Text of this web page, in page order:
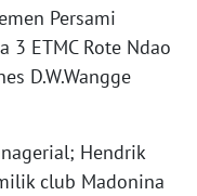
Persami
3 ETMC Rote Ndao
D.W.Wangge
Hendrik
club Madonina